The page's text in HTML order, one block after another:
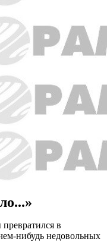
в
нибудь недовольных